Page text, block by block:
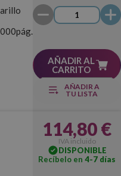
AÑADIR AL
CARRITO
AÑADIR A
TU LISTA
114,80 €
IVA incluido
DISPONIBLE
Recíbelo en 4-7 días